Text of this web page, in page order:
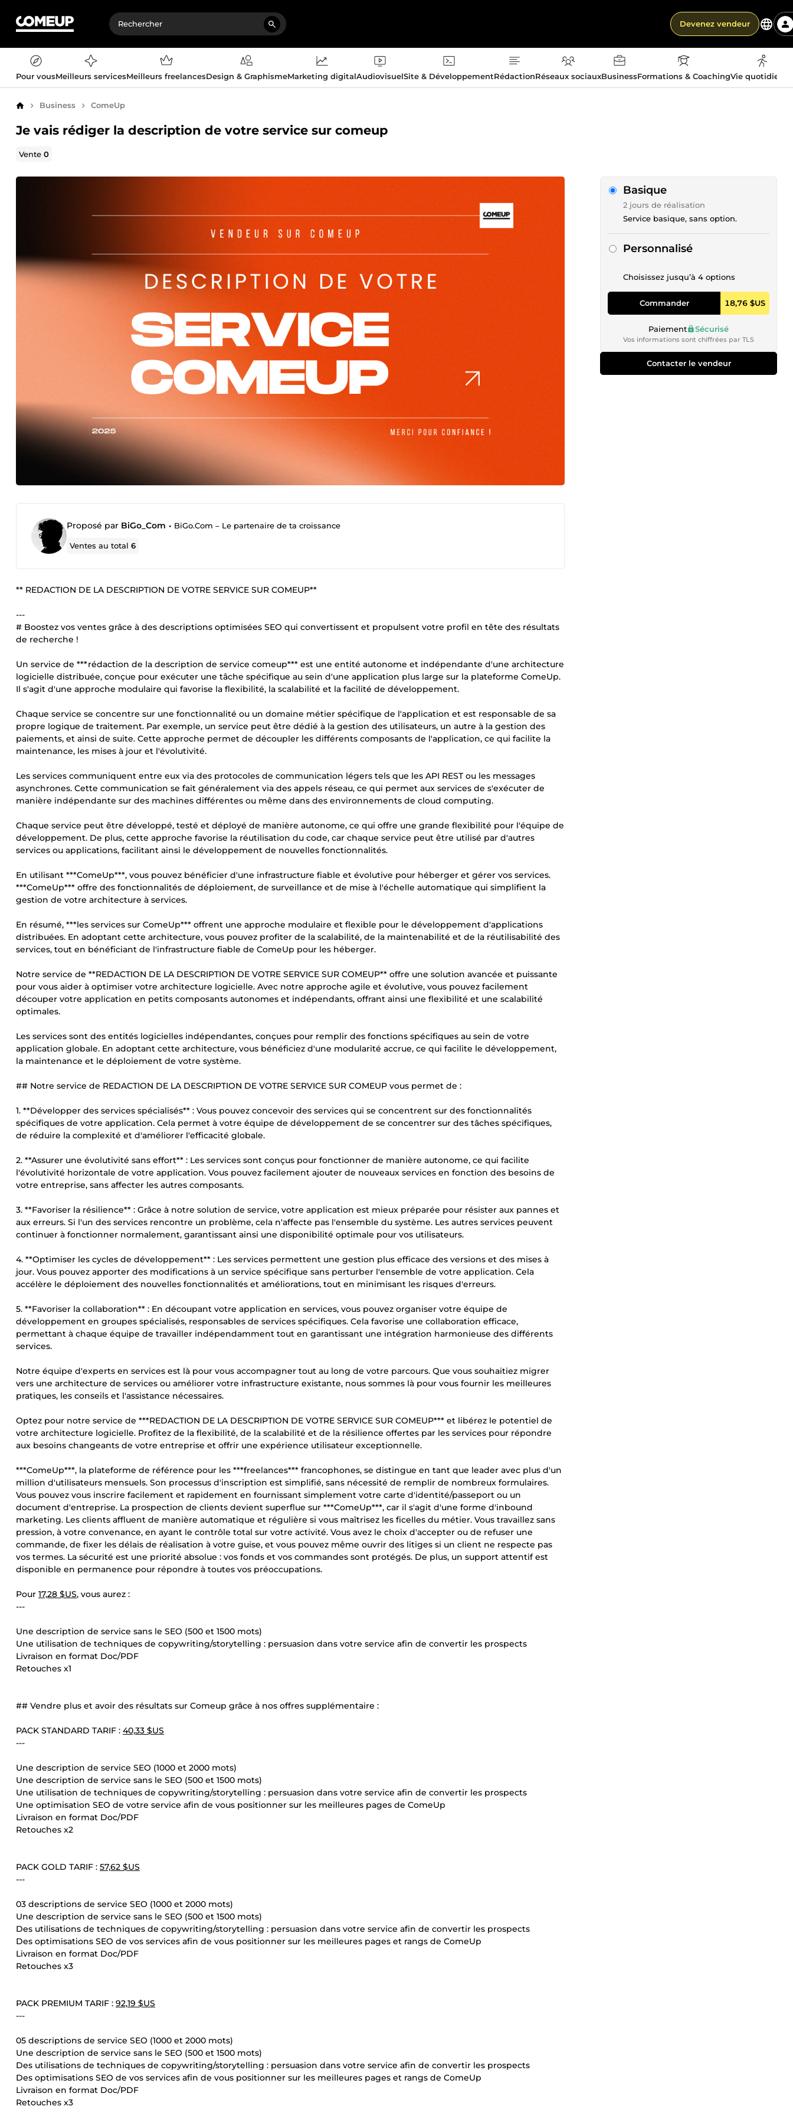
Devenez vendeur
Pour vousMeilleurs servicesMeilleurs freelancesDesign & GraphismeMarketing digitalAudiovisuelSite & DéveloppementRédactionRéseaux sociauxBusinessFormations & CoachingVie
AccueilBusiness ComeUp
Je vais rédiger la description de votre service sur comeup
Vente0
Proposé par BiGo_Com • BiGo.Com – Le partenaire de ta croissance
Ventes au total6
** REDACTION DE LA DESCRIPTION DE VOTRE SERVICE SUR COMEUP**
---
# Boostez vos ventes grâce à des descriptions optimisées SEO qui convertissent et propulsent votre profil en tête des résultats
de recherche !
Un service de ***rédaction de la description de service comeup*** est une entité autonome et indépendante d'une architecture
logicielle distribuée, conçue pour exécuter une tâche spécifique au sein d'une application plus large sur la plateforme ComeUp.
Il s'agit d'une approche modulaire qui favorise la flexibilité, la scalabilité et la facilité de développement.
Chaque service se concentre sur une fonctionnalité ou un domaine métier spécifique de l'application et est responsable de sa
propre logique de traitement. Par exemple, un service peut être dédié à la gestion des utilisateurs, un autre à la gestion des
paiements, et ainsi de suite. Cette approche permet de découpler les différents composants de l'application, ce qui facilite la
maintenance, les mises à jour et l'évolutivité.
Les services communiquent entre eux via des protocoles de communication légers tels que les API REST ou les messages
asynchrones. Cette communication se fait généralement via des appels réseau, ce qui permet aux services de s'exécuter de
manière indépendante sur des machines différentes ou même dans des environnements de cloud computing.
Chaque service peut être développé, testé et déployé de manière autonome, ce qui offre une grande flexibilité pour l'équipe de
développement. De plus, cette approche favorise la réutilisation du code, car chaque service peut être utilisé par d'autres
services ou applications, facilitant ainsi le développement de nouvelles fonctionnalités.
En utilisant ***ComeUp***, vous pouvez bénéficier d'une infrastructure fiable et évolutive pour héberger et gérer vos services.
***ComeUp*** offre des fonctionnalités de déploiement, de surveillance et de mise à l'échelle automatique qui simplifient la
gestion de votre architecture à services.
En résumé, ***les services sur ComeUp*** offrent une approche modulaire et flexible pour le développement d'applications
distribuées. En adoptant cette architecture, vous pouvez profiter de la scalabilité, de la maintenabilité et de la réutilisabilité des
services, tout en bénéficiant de l'infrastructure fiable de ComeUp pour les héberger.
Notre service de **REDACTION DE LA DESCRIPTION DE VOTRE SERVICE SUR COMEUP** offre une solution avancée et puissante
pour vous aider à optimiser votre architecture logicielle. Avec notre approche agile et évolutive, vous pouvez facilement
découper votre application en petits composants autonomes et indépendants, offrant ainsi une flexibilité et une scalabilité
optimales.
Les services sont des entités logicielles indépendantes, conçues pour remplir des fonctions spécifiques au sein de votre
application globale. En adoptant cette architecture, vous bénéficiez d'une modularité accrue, ce qui facilite le développement,
la maintenance et le déploiement de votre système.
## Notre service de REDACTION DE LA DESCRIPTION DE VOTRE SERVICE SUR COMEUP vous permet de :
1. **Développer des services spécialisés** : Vous pouvez concevoir des services qui se concentrent sur des fonctionnalités
spécifiques de votre application. Cela permet à votre équipe de développement de se concentrer sur des tâches spécifiques,
de réduire la complexité et d'améliorer l'efficacité globale.
2. **Assurer une évolutivité sans effort** : Les services sont conçus pour fonctionner de manière autonome, ce qui facilite
l'évolutivité horizontale de votre application. Vous pouvez facilement ajouter de nouveaux services en fonction des besoins de
votre entreprise, sans affecter les autres composants.
3. **Favoriser la résilience** : Grâce à notre solution de service, votre application est mieux préparée pour résister aux pannes et
aux erreurs. Si l'un des services rencontre un problème, cela n'affecte pas l'ensemble du système. Les autres services peuvent
continuer à fonctionner normalement, garantissant ainsi une disponibilité optimale pour vos utilisateurs.
4. **Optimiser les cycles de développement** : Les services permettent une gestion plus efficace des versions et des mises à
jour. Vous pouvez apporter des modifications à un service spécifique sans perturber l'ensemble de votre application. Cela
accélère le déploiement des nouvelles fonctionnalités et améliorations, tout en minimisant les risques d'erreurs.
5. **Favoriser la collaboration** : En découpant votre application en services, vous pouvez organiser votre équipe de
développement en groupes spécialisés, responsables de services spécifiques. Cela favorise une collaboration efficace,
permettant à chaque équipe de travailler indépendamment tout en garantissant une intégration harmonieuse des différents
services.
Notre équipe d'experts en services est là pour vous accompagner tout au long de votre parcours. Que vous souhaitiez migrer
vers une architecture de services ou améliorer votre infrastructure existante, nous sommes là pour vous fournir les meilleures
pratiques, les conseils et l'assistance nécessaires.
Optez pour notre service de ***REDACTION DE LA DESCRIPTION DE VOTRE SERVICE SUR COMEUP*** et libérez le potentiel de
votre architecture logicielle. Profitez de la flexibilité, de la scalabilité et de la résilience offertes par les services pour répondre
aux besoins changeants de votre entreprise et offrir une expérience utilisateur exceptionnelle.
***ComeUp***, la plateforme de référence pour les ***freelances*** francophones, se distingue en tant que leader avec plus d'un
million d'utilisateurs mensuels. Son processus d'inscription est simplifié, sans nécessité de remplir de nombreux formulaires.
Vous pouvez vous inscrire facilement et rapidement en fournissant simplement votre carte d'identité/passeport ou un
document d'entreprise. La prospection de clients devient superflue sur ***ComeUp***, car il s'agit d'une forme d'inbound
marketing. Les clients affluent de manière automatique et régulière si vous maîtrisez les ficelles du métier. Vous travaillez sans
pression, à votre convenance, en ayant le contrôle total sur votre activité. Vous avez le choix d'accepter ou de refuser une
commande, de fixer les délais de réalisation à votre guise, et vous pouvez même ouvrir des litiges si un client ne respecte pas
vos termes. La sécurité est une priorité absolue : vos fonds et vos commandes sont protégés. De plus, un support attentif est
disponible en permanence pour répondre à toutes vos préoccupations.
Pour 17,28 $US, vous aurez :
---
Une description de service sans le SEO (500 et 1500 mots)
Une utilisation de techniques de copywriting/storytelling : persuasion dans votre service afin de convertir les prospects
Livraison en format Doc/PDF
Retouches x1
## Vendre plus et avoir des résultats sur Comeup grâce à nos offres supplémentaire :
PACK STANDARD TARIF : 40,33 $US
---
Une description de service SEO (1000 et 2000 mots)
Une description de service sans le SEO (500 et 1500 mots)
Une utilisation de techniques de copywriting/storytelling : persuasion dans votre service afin de convertir les prospects
Une optimisation SEO de votre service afin de vous positionner sur les meilleures pages de ComeUp
Livraison en format Doc/PDF
Retouches x2
PACK GOLD TARIF : 57,62 $US
---
03 descriptions de service SEO (1000 et 2000 mots)
Une description de service sans le SEO (500 et 1500 mots)
Des utilisations de techniques de copywriting/storytelling : persuasion dans votre service afin de convertir les prospects
Des optimisations SEO de vos services afin de vous positionner sur les meilleures pages et rangs de ComeUp
Livraison en format Doc/PDF
Retouches x3
PACK PREMIUM TARIF : 92,19 $US
---
05 descriptions de service SEO (1000 et 2000 mots)
Une description de service sans le SEO (500 et 1500 mots)
Des utilisations de techniques de copywriting/storytelling : persuasion dans votre service afin de convertir les prospects
Des optimisations SEO de vos services afin de vous positionner sur les meilleures pages et rangs de ComeUp
Livraison en format Doc/PDF
Retouches x3
Basique
2 jours de réalisation
Service basique, sans option.
Personnalisé
Choisissez jusqu’à 4 options
Commander 18,76 $US
Paiement Sécurisé
Vos informations sont chiffrées par TLS
Contacter le vendeur